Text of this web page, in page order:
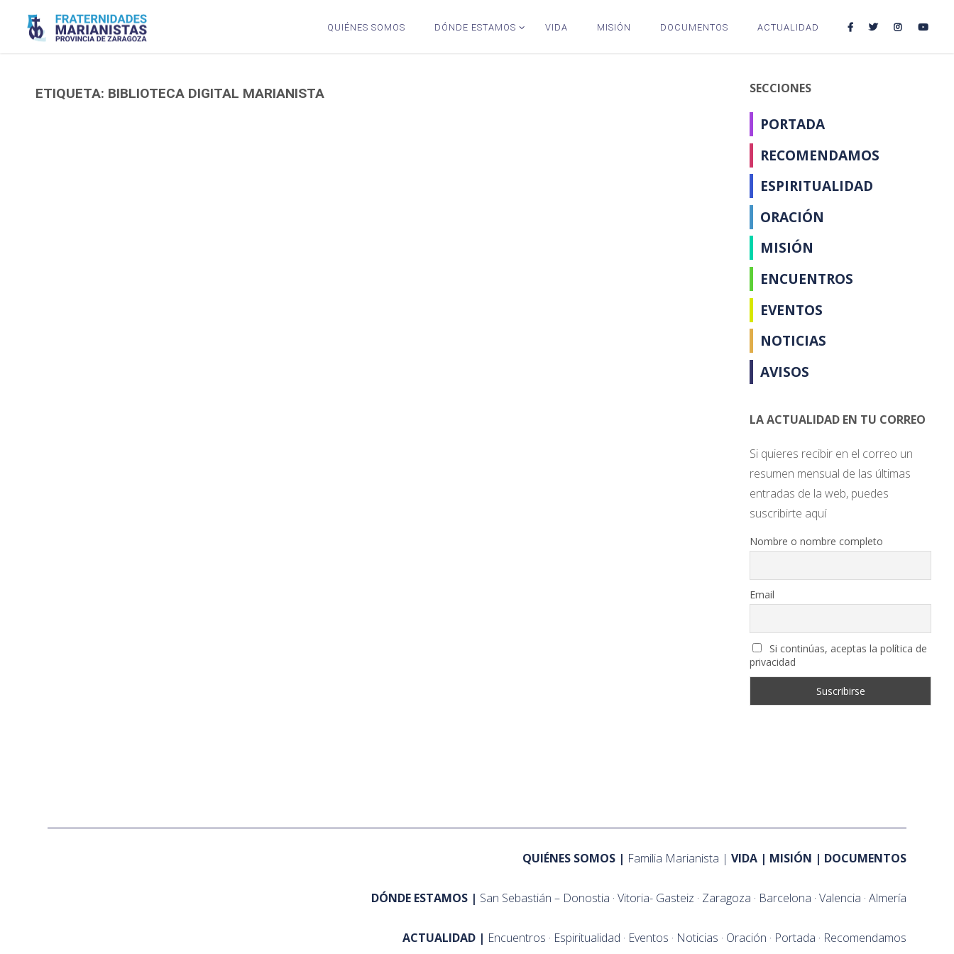
QUIÉNES SOMOS DÓNDE ESTAMOS VIDA MISIÓN DOCUMENTOS ACTUALIDAD
ETIQUETA: BIBLIOTECA DIGITAL MARIANISTA SECCIONES
PORTADA
RECOMENDAMOS
ESPIRITUALIDAD
ORACIÓN
MISIÓN
ENCUENTROS
EVENTOS
NOTICIAS
AVISOS
LA ACTUALIDAD EN TU CORREO
Si quieres recibir en el correo un
resumen mensual de las últimas
entradas de la web, puedes
suscribirte aquí
Nombre o nombre completo
Email
Si continúas, aceptas la política de
privacidad
QUIÉNES SOMOS Familia Marianista VIDA MISIÓN DOCUMENTOS
DÓNDE ESTAMOS San Sebastián – Donostia Vitoria- Gasteiz Zaragoza Barcelona Valencia Almería
ACTUALIDAD Encuentros Espiritualidad Eventos Noticias Oración Portada Recomendamos